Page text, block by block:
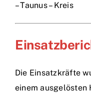
– Taunus – Kreis
Die Einsatzkräfte
einem ausgelösten